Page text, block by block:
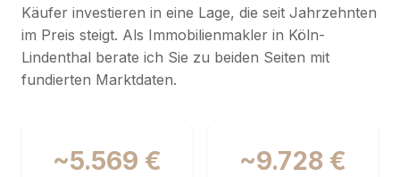
Käufer investieren in eine Lage, die seit Jahrzehnten
im Preis steigt. Als Immobilienmakler in Köln-
Lindenthal berate ich Sie zu beiden Seiten mit
fundierten Marktdaten.
~5.569 € ~9.728 €